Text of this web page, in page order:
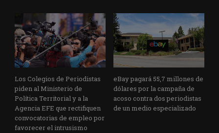
Los Colegios de Periodistas
piden al Ministerio de
Política Territorial y a la
Agencia EFE que rectifiquen
convocatorias de empleo por
favorecer el intrusismo
eBay pagará 55,7 millones de
dólares por la campaña de
acoso contra dos periodistas
de un medio especializado